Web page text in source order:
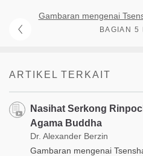
Gambaran mengenai
BAGIAN 5
ARTIKEL TERKAIT
Nasihat Serkong
Agama Buddha
Dr. Alexander Berzin
Gambaran mengenai